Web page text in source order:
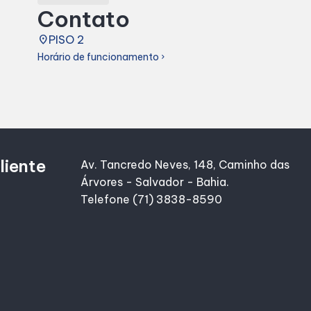
Contato
placePISO 2
Horário de funcionamento chevron_right
Av. Tancredo Neves, 148, Caminho das
Árvores - Salvador - Bahia.
Telefone (71) 3838-8590